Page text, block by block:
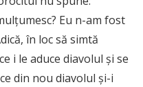
Eu n-am fost
în loc să sim­tă
i le aduce diavo­lul şi se
din nou dia­volul şi-i